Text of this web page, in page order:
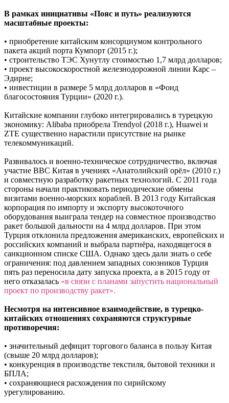
В рамках инициативы «Пояс и путь» реализуются
масштабные проекты:
• приобретение китайским консорциумом контрольного
пакета акций порта Кумпорт (2015 г.);
• строительство ТЭС Хунутлу стоимостью 1,7 млрд долларов;
• проект высокоскоростной железнодорожной линии Карс –
Эдирне;
• инвестиции в размере 5 млрд долларов в «Фонд
благосостояния Турции» (2020 г.).
Китайские компании глубоко интегрировались в турецкую
экономику: Alibaba приобрела Trendyol (2018 г.), Huawei и
ZTE существенно нарастили присутствие на рынке
телекоммуникаций.
Развивалось и военно-техническое сотрудничество, включая
участие ВВС Китая в учениях «Анатолийский орёл» (2010 г.)
и совместную разработку ракетных технологий. С 2011 года
стороны начали практиковать периодические обмены
визитами военно-морских кораблей. В 2013 году Китайская
корпорация по импорту и экспорту высокоточного
оборудования выиграла тендер на совместное производство
ракет большой дальности на 4 млрд долларов. При этом
Турция отклонила предложения американских, европейских и
российских компаний и выбрала партнёра, находящегося в
санкционном списке США. Однако здесь дали знать о себе
ограничения: под давлением западных союзников Турция
пять раз переносила дату запуска проекта, а в 2015 году от
него отказалась «в связи с планами запустить национальный
проект по производству ракет».
Несмотря на интенсивное взаимодействие, в турецко-
китайских отношениях сохраняются структурные
противоречия:
• значительный дефицит торгового баланса в пользу Китая
(свыше 20 млрд долларов);
• конкуренция в производстве текстиля, бытовой техники и
БПЛА;
• сохраняющиеся расхождения по сирийскому
урегулированию.